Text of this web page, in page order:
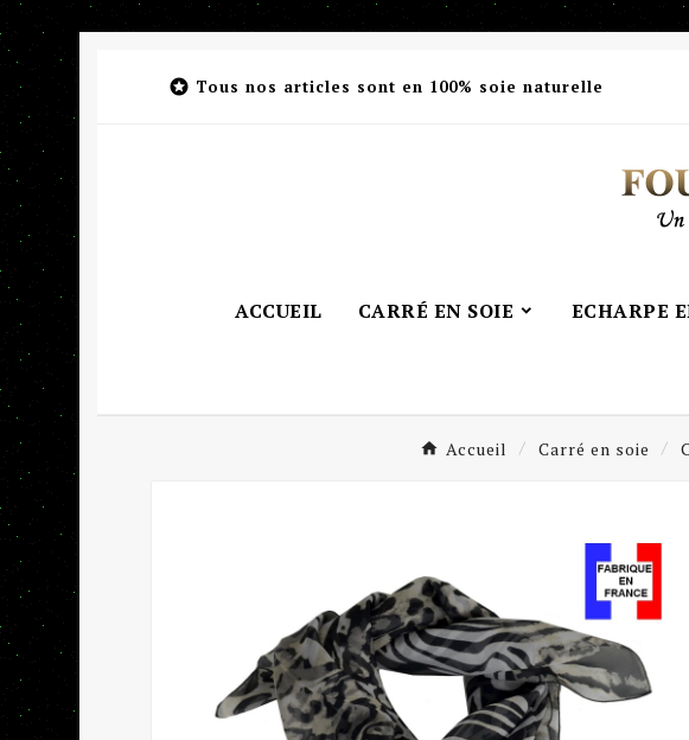
 Tous nos articles sont en 100% soie naturelle
ACCUEIL CARRÉ EN SOIE ECHARPE
Accueil Carré en soie